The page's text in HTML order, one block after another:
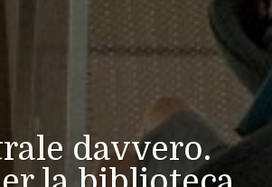
davvero.